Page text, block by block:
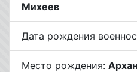
Михеев
Дата рождения
Место рождения: